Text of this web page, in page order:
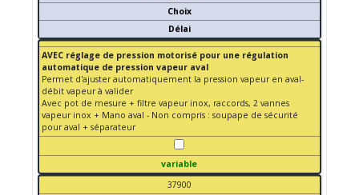
Choix
Délai
AVEC réglage de pression motorisé pour une régulation
automatique de pression vapeur aval
Permet d'ajuster automatiquement la pression vapeur en aval-
débit vapeur à valider
Avec pot de mesure + filtre vapeur inox, raccords, 2 vannes
vapeur inox + Mano aval - Non compris : soupape de sécurité
pour aval + séparateur
variable
37900